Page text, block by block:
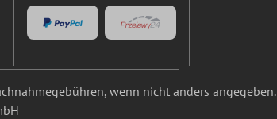
wenn nicht anders angegeben.